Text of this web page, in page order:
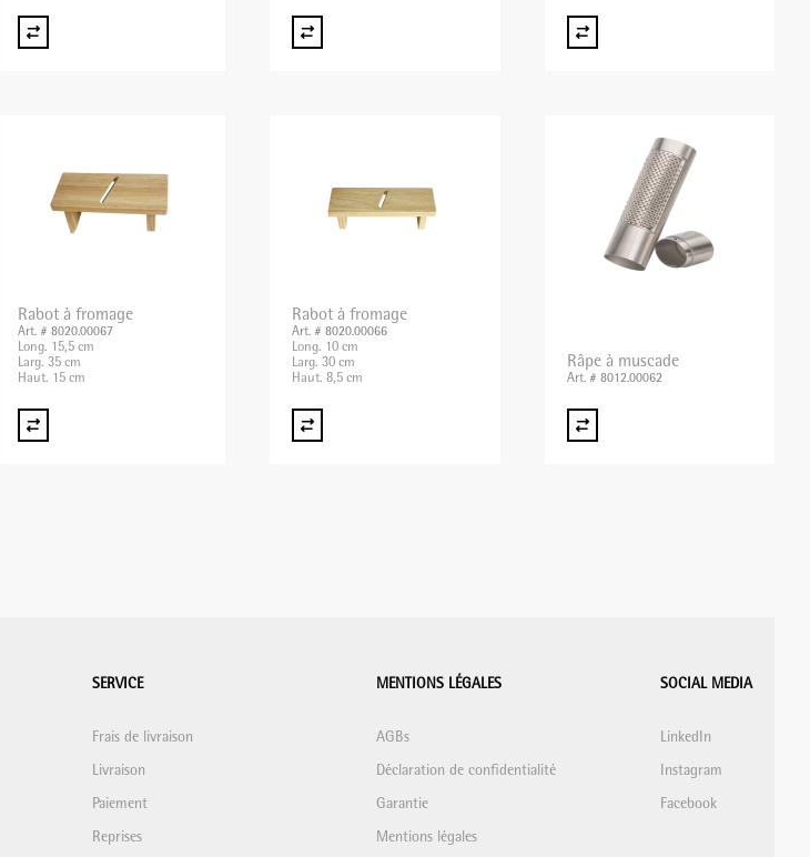
Rabot à fromage
Art. # 8020.00067
Long. 15,5 cm
Larg. 35 cm
Haut. 15 cm
Rabot à fromage
Art. # 8020.00066
Long. 10 cm
Larg. 30 cm
Haut. 8,5 cm
Râpe à muscade
Art. # 8012.00062
SERVICE
Frais de livraison
Livraison
Paiement
Reprises
MENTIONS LÉGALES
AGBs
Déclaration de confidentialité
Garantie
Mentions légales
SOCIAL MEDIA
LinkedIn
Instagram
Facebook